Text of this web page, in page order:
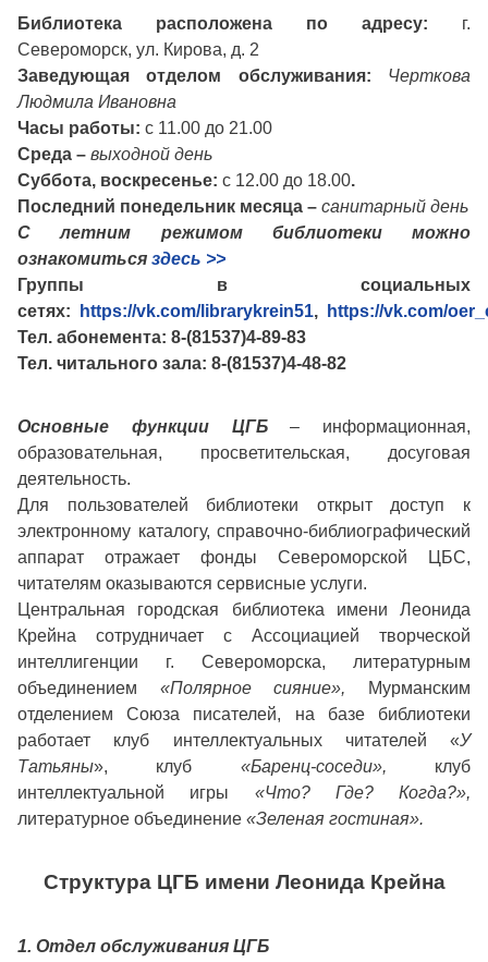
Библиотека расположена по адресу: г.
Североморск, ул. Кирова, д. 2
Заведующая отделом обслуживания: Черткова
Людмила Ивановна
Часы работы:с 11.00 до 21.00
Среда –выходной день
Суббота, воскресенье:с 12.00 до 18.00.
Последний понедельник месяца –санитарный день
С летним режимом библиотеки можно
ознакомитьсяздесь >>
Группы в социальных
сетях:
https://vk.com/librarykrein51,
https://vk.com/
Тел. абонемента: 8-(81537)4-89-83
Тел. читального зала: 8-(81537)4-48-82
Основные функции ЦГБ– информационная,
образовательная, просветительская, досуговая
деятельность.
Для пользователей библиотеки открыт доступ к
электронному каталогу, справочно-библиографический
аппарат отражает фонды Североморской ЦБС,
читателям оказываются сервисные услуги.
Центральная городская библиотека имени Леонида
Крейна сотрудничает с Ассоциацией творческой
интеллигенции г. Североморска, литературным
объединением «Полярное сияние»,
Мурманским
отделением Союза писателей, на базе библиотеки
работает клуб интеллектуальных читателей «У
Татьяны», клуб «Баренц-соседи», клуб
интеллектуальной игры «Что? Где? Когда?»,
литературное объединение«Зеленая гостиная».
Структура ЦГБ имени Леонида Крейна
1. Отдел обслуживания ЦГБ